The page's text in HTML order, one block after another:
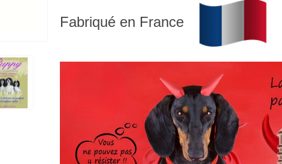
Fabriqué en France